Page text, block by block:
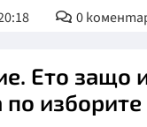
0
Ето защо
изборите